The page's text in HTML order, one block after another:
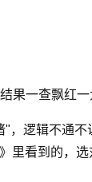
果一查飘红一
，逻辑不通
里看到的，